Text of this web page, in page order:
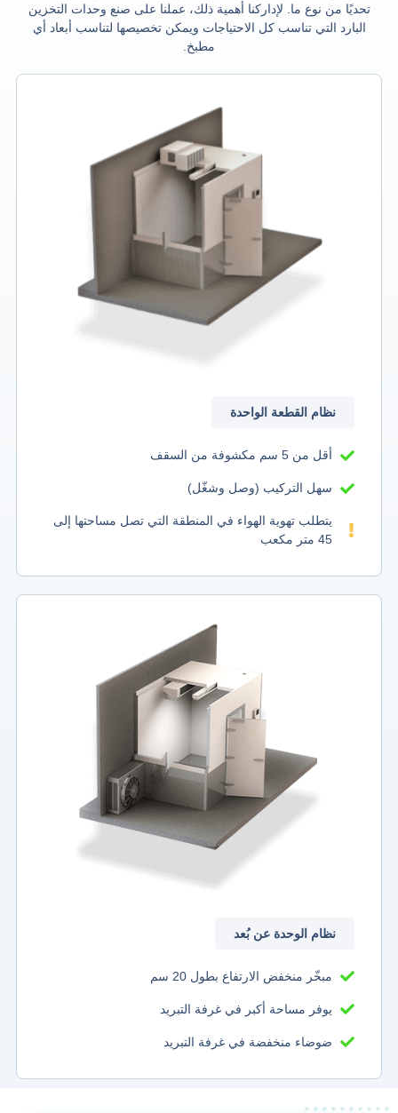
تحديًا من نوع ما. لإداركنا أهمية ذلك، عملنا على صنع وحدات التخزين
البارد التي تناسب كل الاحتياجات ويمكن تخصيصها لتناسب أبعاد أي
مطبخ.
نظام القطعة الواحدة
أقل من 5 سم مكشوفة من السقف
سهل التركيب (وصل وشغّل)
يتطلب تهوية الهواء في المنطقة التي تصل مساحتها إلى
45 متر مكعب
نظام الوحدة عن بُعد
مبخّر منخفض الارتفاع بطول 20 سم
يوفر مساحة أكبر في غرفة التبريد
ضوضاء منخفضة في غرفة التبريد